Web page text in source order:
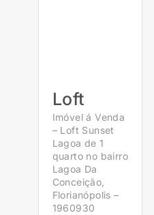
Loft
Imóvel á Venda
– Loft Sunset
Lagoa de 1
quarto no bairro
Lagoa Da
Conceição,
Florianópolis –
1960930